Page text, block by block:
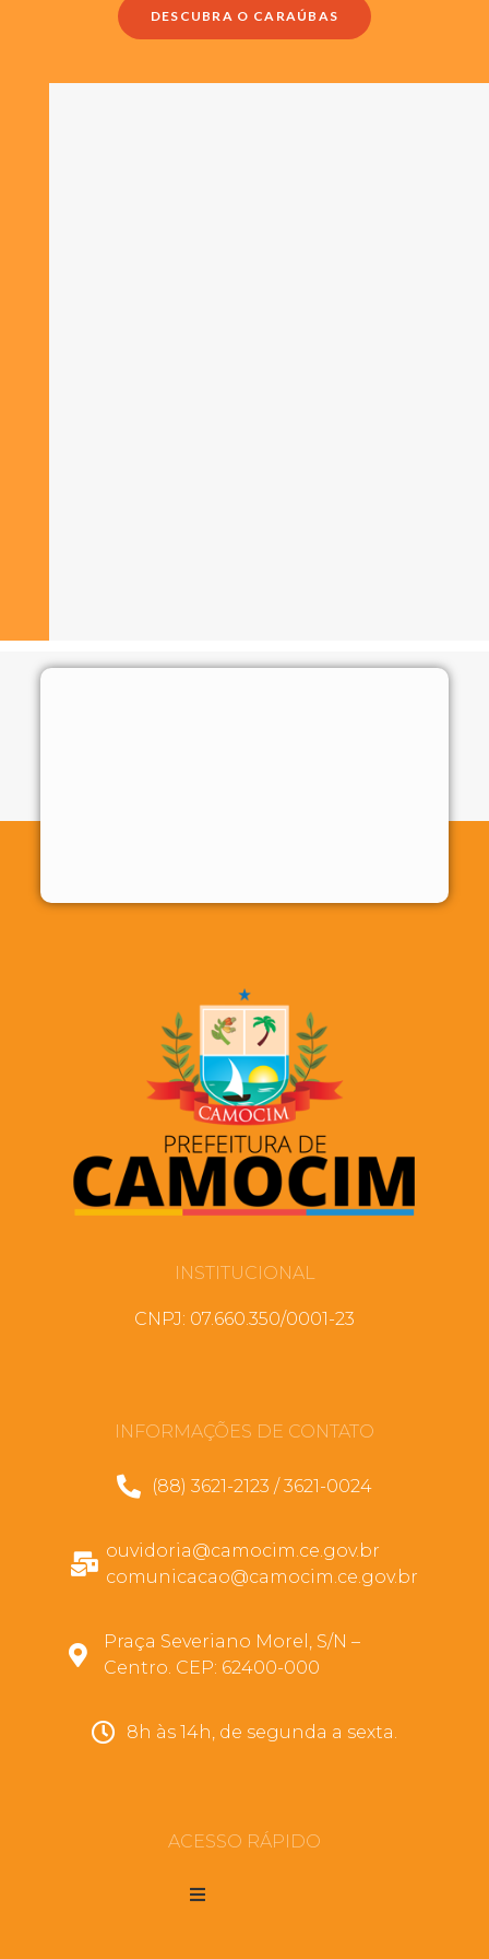
DESCUBRA O CARAÚBAS
INSTITUCIONAL
CNPJ: 07.660.350/0001-23
INFORMAÇÕES DE CONTATO
(88) 3621-2123 / 3621-0024
ouvidoria@camocim.ce.gov.br
comunicacao@camocim.ce.gov.br
Praça Severiano Morel, S/N –
Centro. CEP: 62400-000
8h às 14h, de segunda a sexta.
ACESSO RÁPIDO